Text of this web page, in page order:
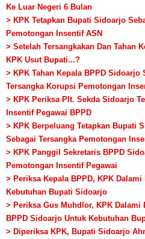
Ke Luar Negeri 6 Bulan
> KPK Tetapkan Bupati Sidoarjo
Pemotongan Insentif ASN
> Setelah Tersangkakan Dan Tahan
KPK Usut Bupati...?
> KPK Tahan Kepala BPPD Sidoarjo
Tersangka Korupsi Pemotongan
> KPK Periksa Plt. Sekda Sidoarjo
Insentif Pegawai BPPD
> KPK Berpeluang Tetapkan Bupati
Sebagai Tersangka Pemotongan
> KPK Panggil Sekretaris BPPD
Pemotongan Insentif Pegawai
> Periksa Kepala BPPD, KPK
Kebutuhan Bupati Sidoarjo
> Periksa Gus Muhdlor, KPK Dalami
BPPD Sidoarjo Untuk Kebutuhan
> Diperiksa KPK, Bupati Sidoarjo